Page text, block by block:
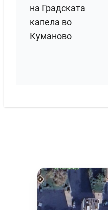
на Градската
капела во
Куманово